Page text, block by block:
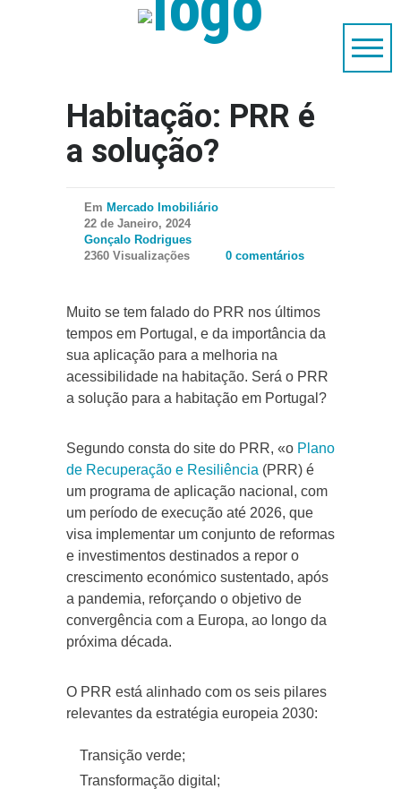
Habitação: PRR é
a solução?
Em Mercado Imobiliário
22 de Janeiro, 2024
Gonçalo Rodrigues
2360 Visualizações
0 comentários
Muito se tem falado do PRR nos últimos
tempos em Portugal, e da importância da
sua aplicação para a melhoria na
acessibilidade na habitação. Será o PRR
a solução para a habitação em Portugal?
Segundo consta do site do PRR, «o Plano
de Recuperação e Resiliência (PRR) é
um programa de aplicação nacional, com
um período de execução até 2026, que
visa implementar um conjunto de reformas
e investimentos destinados a repor o
crescimento económico sustentado, após
a pandemia, reforçando o objetivo de
convergência com a Europa, ao longo da
próxima década.
O PRR está alinhado com os seis pilares
relevantes da estratégia europeia 2030:
Transição verde;
Transformação digital;